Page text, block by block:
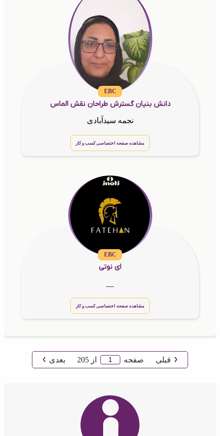
EBC
دانش بنیان گسترش طراحان نقش الماس
نجمه سیدآبادی
مشاهده صفحه اختصاصی کسب و کار
EBC
ای نوتی
مشاهده صفحه اختصاصی کسب و کار
قبلی صفحه از 205 بعدی